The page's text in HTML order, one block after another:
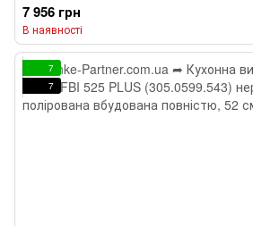
7 956 грн
В наявності
7
7